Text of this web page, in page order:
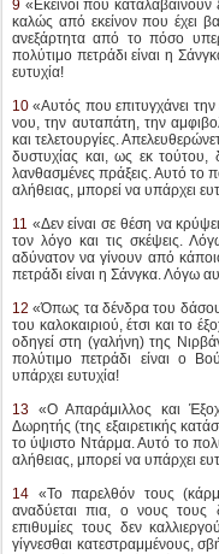
νου, την αυταπάτη, την
και τελετουργίες.
δυστυχίας και, ως εκ τούτου,
λανθασμένες πράξεις. Αυτό το
αλήθειας, μπορεί να υπάρχει
11«Δεν είναι σε θέση να κρύψει
τον λόγο και τις σκέψεις.
αδύνατον να γίνουν από
πετράδι είναι η Σάνγκα. Λόγω
12«Όπως τα δένδρα του
οδηγεί στη (γαλήνη) της
πολύτιμο πετράδι είναι ο
υπάρχει ευτυχία!
Δωρητής (της εξαιρετικής
το ύψιστο Ντάρμα. Αυτό το
αλήθειας, μπορεί να υπάρχει
14«Το παρελθόν τους
επιθυμίες τους δεν
γίγνεσθαι κατεστραμμένους,
το πολύτιμο πετράδι είναι
υπάρχει ευτυχία!
15 «Εμείς τα όντα που
χαιρετίσουμε τον τέλειο
ανθρώπους. Είθε να υπάρχει